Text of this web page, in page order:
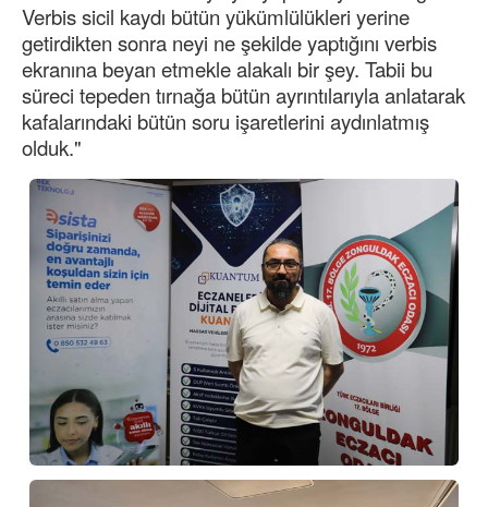
Verbis sicil kaydı bütün yükümlülükleri yerine
getirdikten sonra neyi ne şekilde yaptığını verbis
ekranına beyan etmekle alakalı bir şey. Tabii bu
süreci tepeden tırnağa bütün ayrıntılarıyla anlatarak
kafalarındaki bütün soru işaretlerini aydınlatmış
olduk."